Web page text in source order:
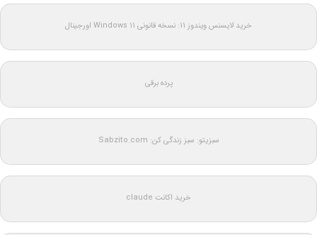
خرید لایسنس ویندوز 11: نسخه قانونی Windows 11 اورجینال
پرده برقی
سبزیتو: سبز زندگی کن: Sabzito.com
خرید اکانت claude